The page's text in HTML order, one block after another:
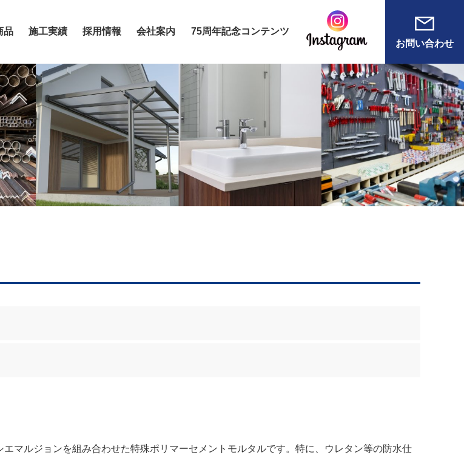
品 施工実績 採用情報 会社案内
75周年記念コンテンツ
お問い合わせ
マルジョンを組み合わせた特殊ポリマーセメントモルタルです。特に、ウレタン等の防水仕